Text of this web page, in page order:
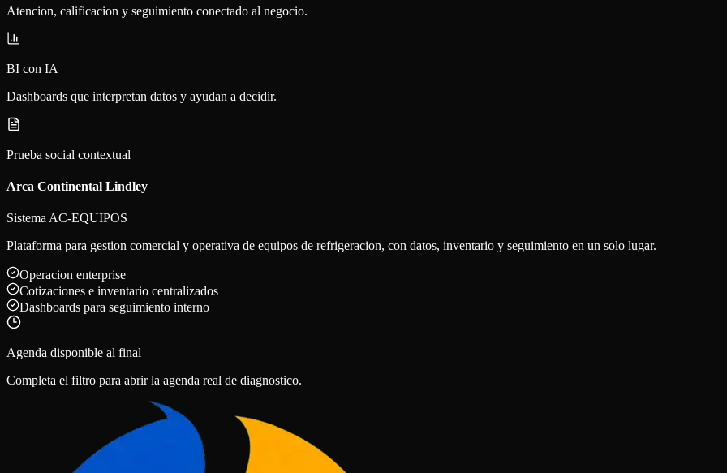
Atencion, calificacion y seguimiento conectado al negocio.
BI con IA
Dashboards que interpretan datos y ayudan a decidir.
Prueba social contextual
Arca Continental Lindley
Sistema AC-EQUIPOS
Plataforma para gestion comercial y operativa de equipos de refrigeracion, con datos, inventario y seguimiento en un solo lugar.
Operacion enterprise
Cotizaciones e inventario centralizados
Dashboards para seguimiento interno
Agenda disponible al final
Completa el filtro para abrir la agenda real de diagnostico.